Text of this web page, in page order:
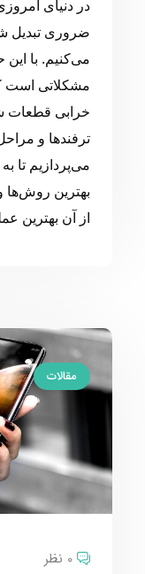
در دنیای
ضروری تبدیل
می‌کنیم. با این
مشکلاتی
خرابی قطعات
ترفندها و
می‌پردازیم تا
بهترین روش‌ها
از آن بهترین
مقالات
0 نظر